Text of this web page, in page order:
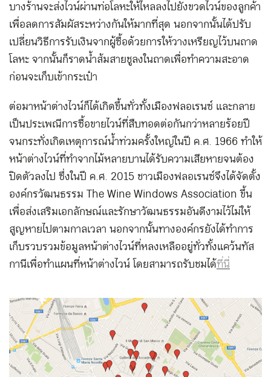
บางร้านจะส่งไวน์ผ่านท่อโลหะให้ไหลลงไปยังขวดไวน์ของลูกค้า
เพื่อลดการสัมผัสระหว่างกันให้มากที่สุด นอกจากนั้นได้ปรับ
เปลี่ยนวิธีการรับเงินจากผู้ซื้อด้วยการให้วางเหรียญไว้บนถาด
โลหะ จากนั้นก็ราดน้ำส้มสายชูลงในถาดเพื่อทำความสะอาด
ก่อนจะเก็บเข้ากระเป๋า
ต่อมาหน้าต่างไวน์ก็ได้เกิดขึ้นทั่วทั้งเมืองฟลอเรนซ์ และกลาย
เป็นประเพณีการซื้อขายไวน์ที่สืบทอดต่อกันกว่าหลายร้อยปี
จนกระทั่งเกิดเหตุการณ์น้ำท่วมครั้งใหญ่ในปี ค.ศ. 1966 ทำให้
หน้าต่างไวน์ที่ทำจากไม้หลายบานได้รับความเสียหายจนต้อง
ปิดตัวลงไป ซึ่งในปี ค.ศ. 2015 ชาวเมืองฟลอเรนซ์จึงได้จัดตั้ง
องค์กรวัฒนธรรม The Wine Windows Association ขึ้น
เพื่อส่งเสริมเอกลักษณ์และรักษาวัฒนธรรมอันดีงามไว้ไม่ให้
สูญหายไปตามกาลเวลา นอกจากนั้นทางองค์กรยังได้ทำการ
เก็บรวบรวมข้อมูลหน้าต่างไวน์ที่หลงเหลืออยู่ทั่วทั้งแคว้นทัส
กานีเพื่อทำแผนที่หน้าต่างไวน์ โดยสามารถรับชมได้ที่นี่